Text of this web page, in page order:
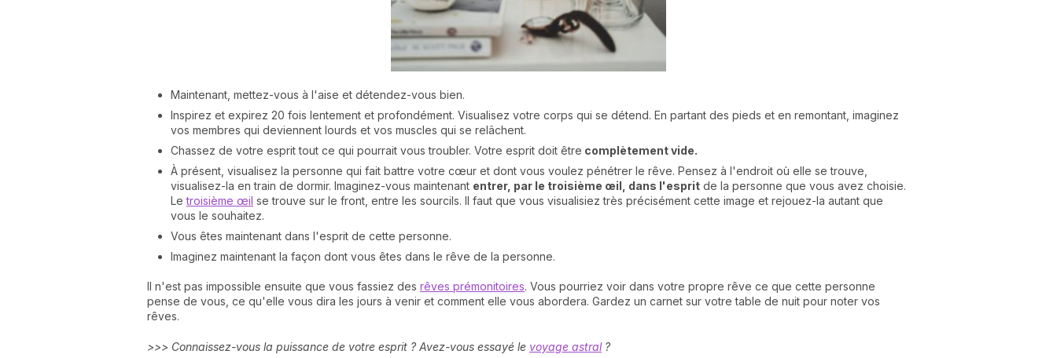
Maintenant, mettez-vous à l'aise et détendez-vous bien.
Inspirez et expirez 20 fois lentement et profondément. Visualisez votre corps qui se détend. En partant des pieds et en remontant, imaginez
vos membres qui deviennent lourds et vos muscles qui se relâchent.
Chassez de votre esprit tout ce qui pourrait vous troubler. Votre esprit doit être complètement vide.
À présent, visualisez la personne qui fait battre votre cœur et dont vous voulez pénétrer le rêve. Pensez à l'endroit où elle se trouve,
visualisez-la en train de dormir. Imaginez-vous maintenant entrer, par le troisième œil, dans l'esprit de la personne que vous avez choisie.
Letroisième œil se trouve sur le front, entre les sourcils. Il faut que vous visualisiez très précisément cette image et rejouez-la autant que
vous le souhaitez.
Vous êtes maintenant dans l'esprit de cette personne.
Imaginez maintenant la façon dont vous êtes dans le rêve de la personne.
Il n'est pas impossible ensuite que vous fassiez des rêves prémonitoires. Vous pourriez voir dans votre propre rêve ce que cette personne
pense de vous, ce qu'elle vous dira les jours à venir et comment elle vous abordera. Gardez un carnet sur votre table de nuit pour noter vos
rêves.
>>> Connaissez-vous la puissance de votre esprit ? Avez-vous essayé le voyage astral?